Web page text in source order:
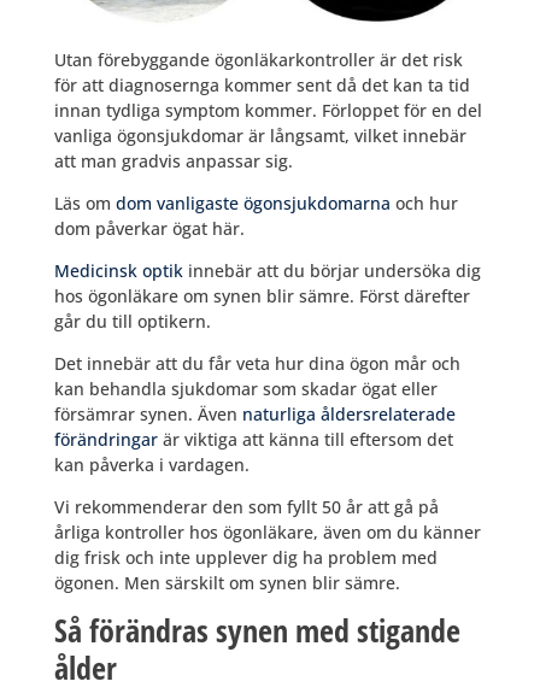
Utan förebyggande ögonläkarkontroller är det risk
för att diagnosernga kommer sent då det kan ta tid
innan tydliga symptom kommer. Förloppet för en del
vanliga ögonsjukdomar är långsamt, vilket innebär
att man gradvis anpassar sig.
Läs om dom vanligaste ögonsjukdomarna och hur
dom påverkar ögat här.
Medicinsk optikinnebär att du börjar undersöka dig
hos ögonläkare om synen blir sämre. Först därefter
går du till optikern.
Det innebär att du får veta hur dina ögon mår och
kan behandla sjukdomar som skadar ögat eller
försämrar synen. Även naturliga åldersrelaterade
förändringarär viktiga att känna till eftersom det
kan påverka i vardagen.
Vi rekommenderar den som fyllt 50 år att gå på
årliga kontroller hos ögonläkare, även om du känner
dig frisk och inte upplever dig ha problem med
ögonen. Men särskilt om synen blir sämre.
Så förändras synen med stigande
ålder